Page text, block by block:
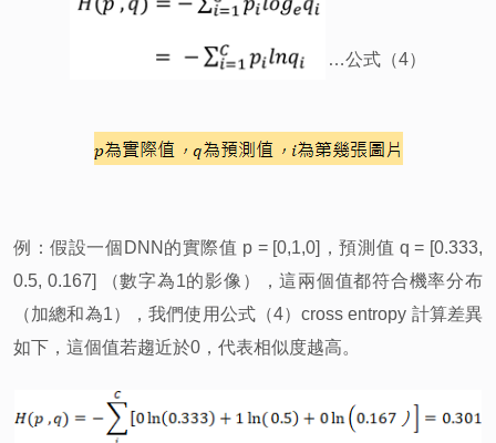
…公式（4）
例：假設一個DNN的實際值 p = [0,1,0]，預測值 q = [0.333,
0.5, 0.167] （數字為1的影像），這兩個值都符合機率分布
（加總和為1），我們使用公式（4）cross entropy 計算差異
如下，這個值若趨近於0，代表相似度越高。